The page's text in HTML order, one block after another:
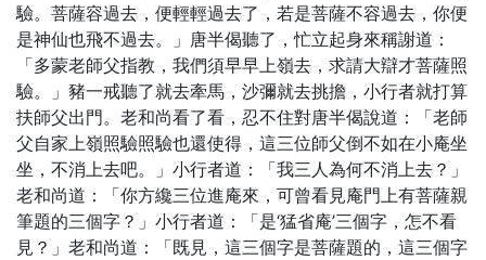
驗。菩薩容過去，便輕輕過去了，若是菩薩不容過去，你便
是神仙也飛不過去。」唐半偈聽了，忙立起身來稱謝道：
「多蒙老師父指教，我們須早早上嶺去，求請大辯才菩薩照
驗。」豬一戒聽了就去牽馬，沙彌就去挑擔，小行者就打算
扶師父出門。老和尚看了看，忍不住對唐半偈說道：「老師
父自家上嶺照驗照驗也還使得，這三位師父倒不如在小庵坐
坐，不消上去吧。」小行者道：「我三人為何不消上去？」
老和尚道：「你方纔三位進庵來，可曾看見庵門上有菩薩親
筆題的三個字？」小行者道：「是‘猛省庵’三個字，怎不看
見？」老和尚道：「既見，這三個字是菩薩題的，這三個字